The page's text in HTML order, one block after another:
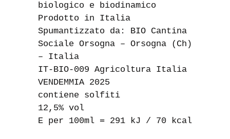
biologico e biodinamico
Prodotto in Italia
Spumantizzato da: BIO Cantina
Sociale Orsogna – Orsogna (Ch)
– Italia
IT-BIO-009 Agricoltura Italia
VENDEMMIA 2025
contiene solfiti
12,5% vol
E per 100ml = 291 kJ / 70 kcal